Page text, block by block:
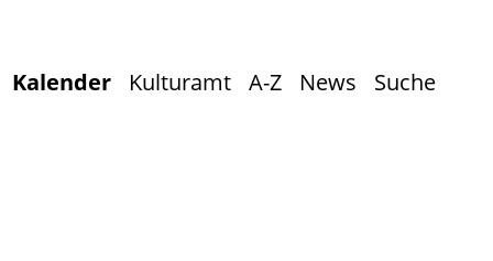
Kalender Kulturamt A-Z News Suche